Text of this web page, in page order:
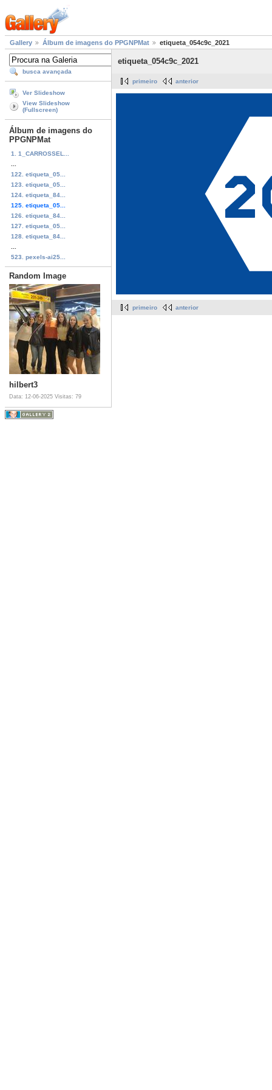
Gallery Álbum de imagens do PPGNPMat etiqueta_054c9c_2021
busca avançada
Ver Slideshow
View Slideshow
(Fullscreen)
Álbum de imagens do
PPGNPMat
1. 1_CARROSSEL...
122. etiqueta_05...
123. etiqueta_05...
124. etiqueta_84...
125. etiqueta_05...
126. etiqueta_84...
127. etiqueta_05...
128. etiqueta_84...
523. pexels-ai25...
Random Image
hilbert3
Data: 12-06-2025 Visitas: 79
etiqueta_054c9c_2021
primeiro anterior
primeiro anterior